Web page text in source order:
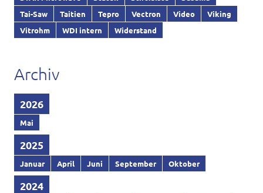
Tai-Saw
Taitien Tepro Vectron Video
Viking
Vitrohm
WDI intern Widerstand
Archiv
2026
Mai
2025
Januar April Juni September Oktober
2024